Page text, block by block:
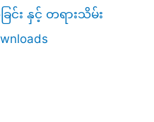
င်း နှင့် တရားသိမ်း